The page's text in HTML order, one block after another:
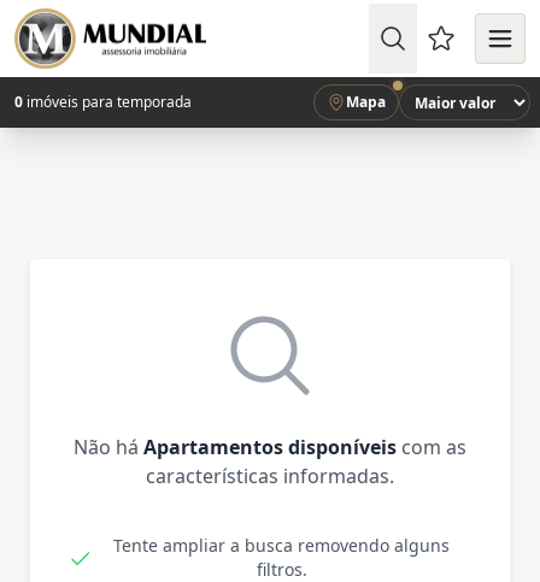
Favoritos
0 imóveis para temporada Mapa
Não há Apartamentos disponíveis com as
características informadas.
Tente ampliar a busca removendo alguns
filtros.